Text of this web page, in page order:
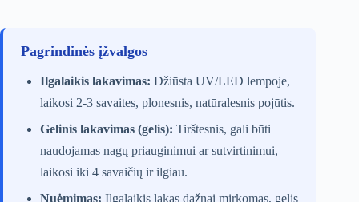
Pagrindinės įžvalgos
Ilgalaikis lakavimas: Džiūsta UV/LED lempoje,
laikosi 2-3 savaites, plonesnis, natūralesnis pojūtis.
Gelinis lakavimas (gelis): Tirštesnis, gali būti
naudojamas nagų priauginimui ar sutvirtinimui,
laikosi iki 4 savaičių ir ilgiau.
Nuėmimas: Ilgalaikis lakas dažnai mirkomas, gelis